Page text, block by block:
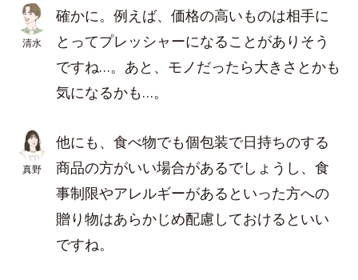
清水
確かに。例えば、価格の高いものは相手に
とってプレッシャーになることがありそう
ですね…。あと、モノだったら大きさとかも
気になるかも…。
真野
他にも、食べ物でも個包装で日持ちのする
商品の方がいい場合があるでしょうし、食
事制限やアレルギーがあるといった方への
贈り物はあらかじめ配慮しておけるといい
ですね。